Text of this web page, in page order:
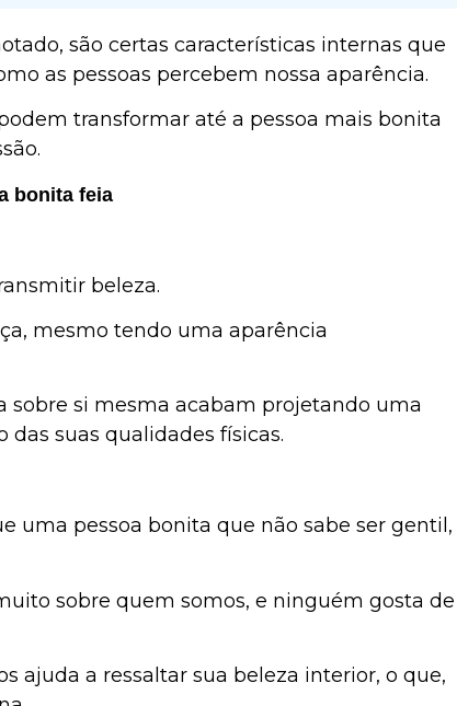
são certas características internas que
as pessoas percebem nossa aparência.
transformar até a pessoa mais bonita
bonita feia
beleza.
mesmo tendo uma aparência
sobre si mesma acabam projetando uma
suas qualidades físicas.
uma pessoa bonita que não sabe ser gentil,
sobre quem somos, e ninguém gosta de
ajuda a ressaltar sua beleza interior, o que,